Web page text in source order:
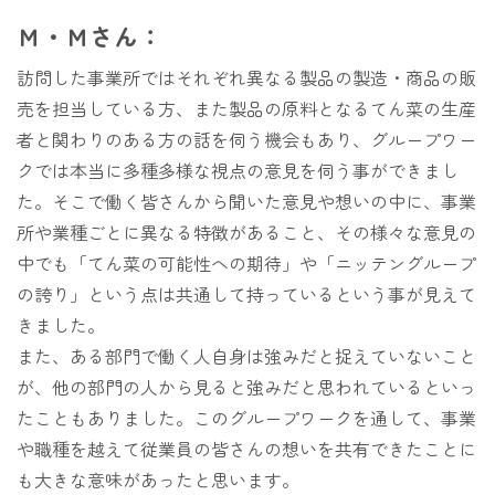
Ｍ・Ｍさん：
訪問した事業所ではそれぞれ異なる製品の製造・商品の販
売を担当している方、また製品の原料となるてん菜の生産
者と関わりのある方の話を伺う機会もあり、グループワー
クでは本当に多種多様な視点の意見を伺う事ができまし
た。そこで働く皆さんから聞いた意見や想いの中に、事業
所や業種ごとに異なる特徴があること、その様々な意見の
中でも「てん菜の可能性への期待」や「ニッテングループ
の誇り」という点は共通して持っているという事が見えて
きました。
また、ある部門で働く人自身は強みだと捉えていないこと
が、他の部門の人から見ると強みだと思われているといっ
たこともありました。このグループワークを通して、事業
や職種を越えて従業員の皆さんの想いを共有できたことに
も大きな意味があったと思います。